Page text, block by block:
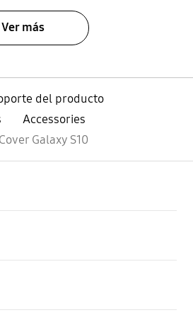
Ver más
del producto
Accessories
Galaxy S10